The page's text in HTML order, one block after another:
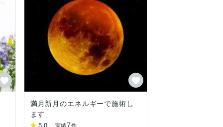
満月新月のエネルギーで施術し
ます
5.0 実績7件